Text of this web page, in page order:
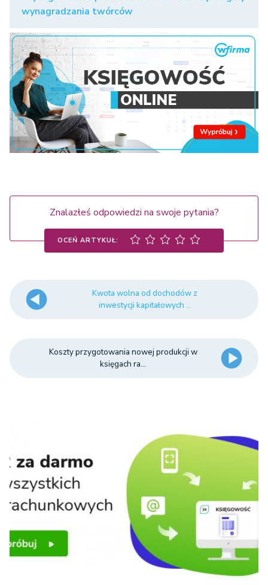
wynagradzania twórców
Znalazłeś odpowiedzi na swoje pytania?
OCEŃ ARTYKUŁ:
Kwota wolna od dochodów z
inwestycji kapitałowych ...
Koszty przygotowania nowej produkcji w
księgach ra...